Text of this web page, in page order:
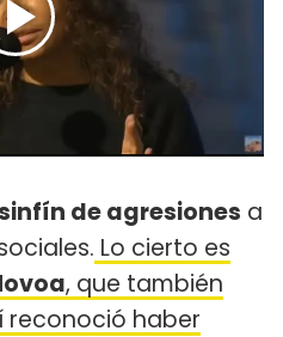
de agresiones a
Lo cierto es
, que también
reconoció haber